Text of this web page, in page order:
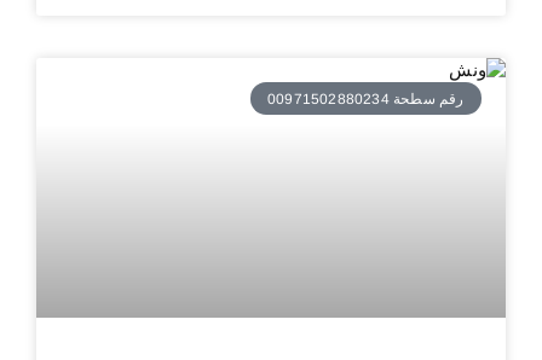
رقم سطحة 00971502880234